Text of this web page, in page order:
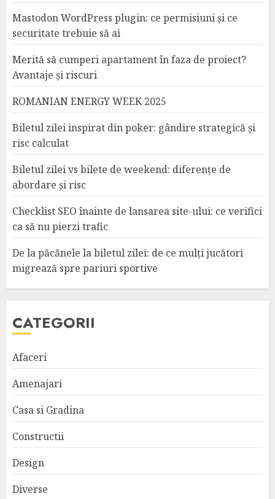
Mastodon WordPress plugin: ce permisiuni și ce
securitate trebuie să ai
Merită să cumperi apartament în faza de proiect?
Avantaje și riscuri
ROMANIAN ENERGY WEEK 2025
Biletul zilei inspirat din poker: gândire strategică și
risc calculat
Biletul zilei vs bilete de weekend: diferențe de
abordare și risc
Checklist SEO înainte de lansarea site-ului: ce verifici
ca să nu pierzi trafic
De la păcănele la biletul zilei: de ce mulți jucători
migrează spre pariuri sportive
CATEGORII
Afaceri
Amenajari
Casa si Gradina
Constructii
Design
Diverse